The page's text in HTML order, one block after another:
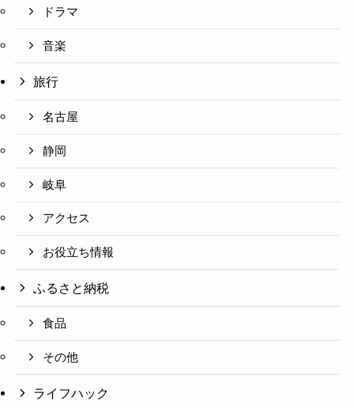
ドラマ
音楽
旅行
名古屋
静岡
岐阜
アクセス
お役立ち情報
ふるさと納税
食品
その他
ライフハック